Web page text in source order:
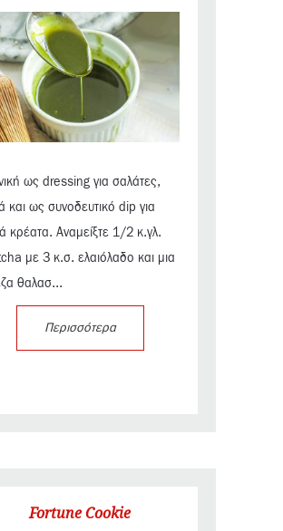
ως dressing για σαλάτες,
και ως συνοδευτικό dip για
κρέατα. Αναμείξτε 1/2 κ.γλ.
με 3 κ.σ. ελαιόλαδο και μια
θαλασ...
Περισσότερα
Fortune Cookie